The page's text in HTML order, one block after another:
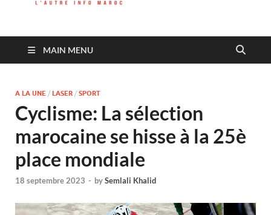
MAIN MENU
A LA UNE / LASER / SPORT
Cyclisme: La sélection
marocaine se hisse à la 25è
place mondiale
18 septembre 2023 - bySemlali Khalid